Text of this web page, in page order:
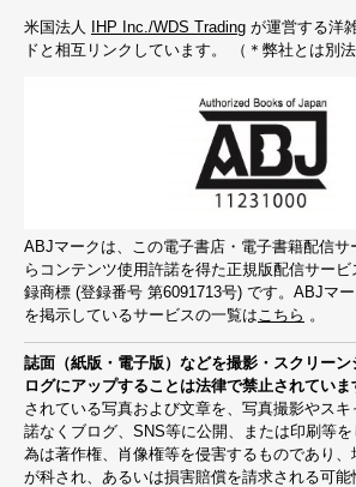
米国法人 IHP Inc./WDS Trading が運営する洋
ドと相互リンクしています。 （＊弊社とは別法
ABJマークは、この電子書店・電子書籍配信サ
らコンテンツ使用許諾を得た正規版配信サー
録商標 (登録番号 第6091713号) です。ABJマ
を掲示しているサービスの一覧はこちら 。
誌面（紙版・電子版）などを撮影・スクリー
ログにアップすることは法律で禁止されていま
されている写真および文章を、写真撮影やス
諾なくブログ、SNS等に公開、または印刷等
為は著作権、肖像権等を侵害するものであり
が科され、あるいは損害賠償を請求される可